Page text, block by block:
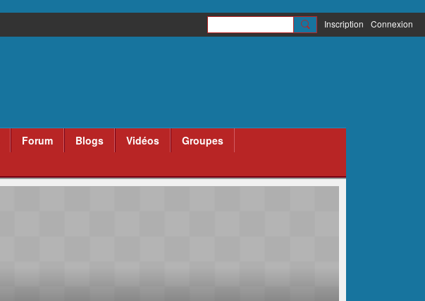
Inscription Connexion
Forum Blogs Vidéos
Groupes